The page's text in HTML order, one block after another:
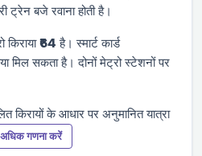
ट्रेनबजे रवाना होती है।
₹64 है। स्मार्ट कार्ड
मिल सकता है। दोनों मेट्रो स्टेशनों पर
किरायों के आधार पर अनुमानित यात्रा
अधिक गणना करें